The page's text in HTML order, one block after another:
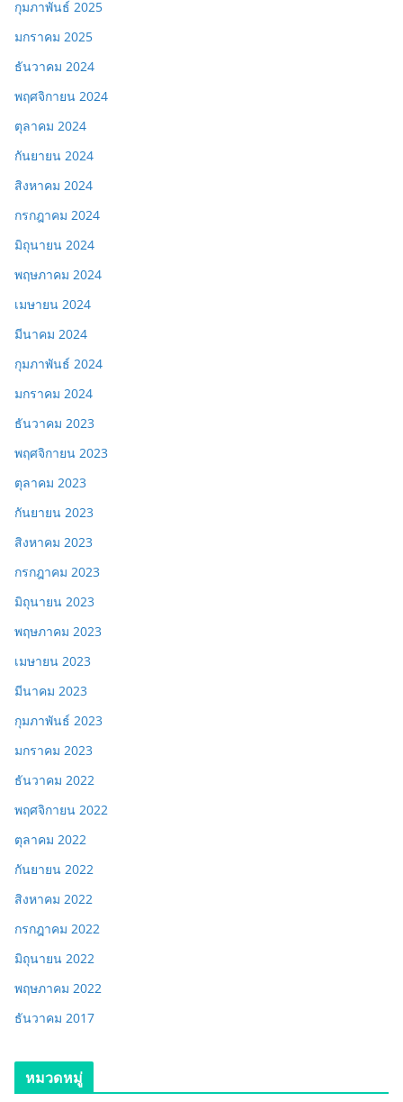
กุมภาพันธ์ 2025
มกราคม 2025
ธันวาคม 2024
พฤศจิกายน 2024
ตุลาคม 2024
กันยายน 2024
สิงหาคม 2024
กรกฎาคม 2024
มิถุนายน 2024
พฤษภาคม 2024
เมษายน 2024
มีนาคม 2024
กุมภาพันธ์ 2024
มกราคม 2024
ธันวาคม 2023
พฤศจิกายน 2023
ตุลาคม 2023
กันยายน 2023
สิงหาคม 2023
กรกฎาคม 2023
มิถุนายน 2023
พฤษภาคม 2023
เมษายน 2023
มีนาคม 2023
กุมภาพันธ์ 2023
มกราคม 2023
ธันวาคม 2022
พฤศจิกายน 2022
ตุลาคม 2022
กันยายน 2022
สิงหาคม 2022
กรกฎาคม 2022
มิถุนายน 2022
พฤษภาคม 2022
ธันวาคม 2017
หมวดหมู่